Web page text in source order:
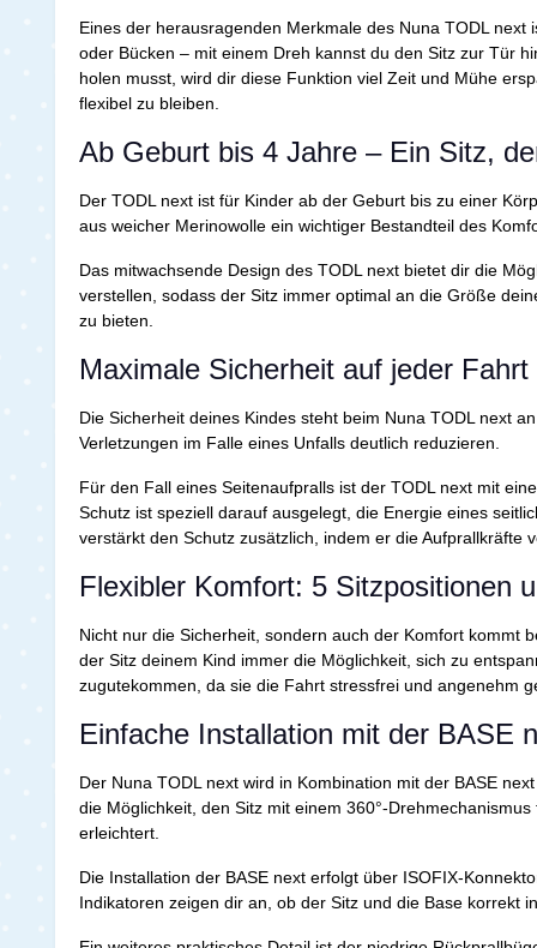
Eines der herausragenden Merkmale des Nuna TODL
oder Bücken – mit einem Dreh kannst du den Sitz zur Tür
holen musst, wird dir diese Funktion viel Zeit und Mühe
flexibel zu bleiben.
Ab Geburt bis 4 Jahre – Ein Sitz,
Der TODL next ist für Kinder ab der Geburt bis zu einer
aus weicher Merinowolle ein wichtiger Bestandteil des
Das mitwachsende Design des TODL next bietet dir die
verstellen, sodass der Sitz immer optimal an die Größe
zu bieten.
Maximale Sicherheit auf jeder Fahrt
Die Sicherheit deines Kindes steht beim Nuna TODL next
Verletzungen im Falle eines Unfalls deutlich reduzieren.
Für den Fall eines Seitenaufpralls ist der TODL next mit
Schutz ist speziell darauf ausgelegt, die Energie eines
verstärkt den Schutz zusätzlich, indem er die Aufprallkräfte
Flexibler Komfort: 5 Sitzpositionen
Nicht nur die Sicherheit, sondern auch der Komfort kommt
der Sitz deinem Kind immer die Möglichkeit, sich zu
zugutekommen, da sie die Fahrt stressfrei und angenehm
Einfache Installation mit der BASE
Der Nuna TODL next wird in Kombination mit der BASE
die Möglichkeit, den Sitz mit einem 360°-
erleichtert.
Die Installation der BASE next erfolgt über ISOFIX-
Indikatoren zeigen dir an, ob der Sitz und die Base korrekt